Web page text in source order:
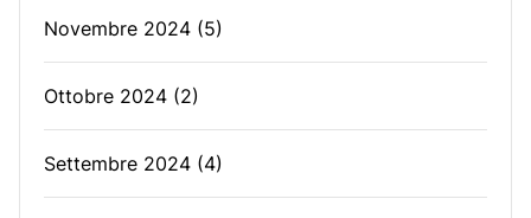
Novembre 2024 (5)
Ottobre 2024 (2)
Settembre 2024 (4)